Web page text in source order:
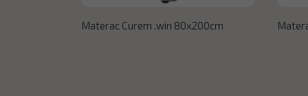
Materac Curem .win 80x200cm